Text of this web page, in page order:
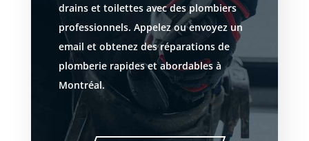
drains et toilettes avec des plombiers
professionnels. Appelez ou envoyez un
email et obtenez des réparations de
plomberie rapides et abordables à
Montréal.